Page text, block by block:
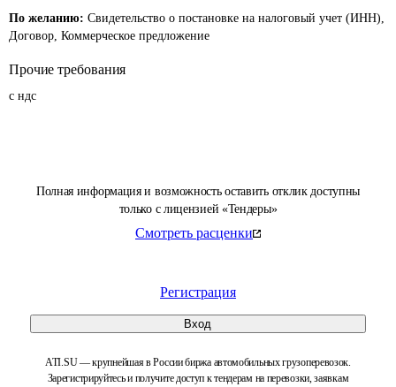
Полная информация и возможность оставить отклик доступны
только с лицензией «Тендеры»
Смотреть расценки
Регистрация
Вход
ATI.SU — крупнейшая в России биржа автомобильных грузоперевозок.
Зарегистрируйтесь и получите доступ к тендерам на перевозки, заявкам
По желанию: Свидетельство о постановке на налоговый учет (ИНН),
Договор, Коммерческое предложение
Прочие требования
с ндс